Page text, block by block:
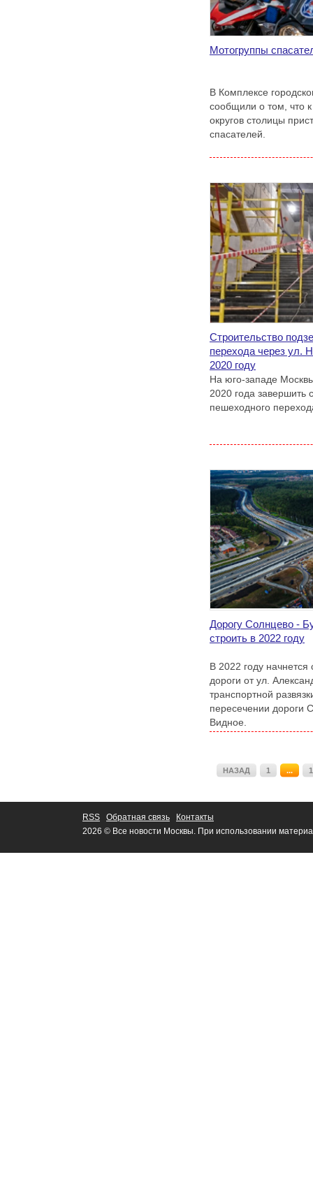
Мотогруппы
В Комплексе
сообщили о том, что
округов столицы
спасателей.
Строительство
перехода через ул.
2020 году
На юго-западе
2020 года завершить
пешеходного
Дорогу Солнцево -
строить в 2022 году
В 2022 году начнется
дороги от ул.
транспортной
пересечении дороги
Видное.
НАЗАД 1 ...
RSS Обратная связь
Контакты
2026 © Все новости Москвы. При использовании